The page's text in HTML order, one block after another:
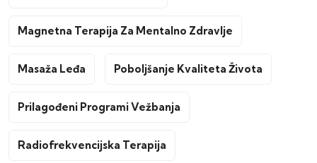
Magnetna Terapija Za Mentalno Zdravlje
Masaža Leđa Poboljšanje Kvaliteta Života
Prilagođeni Programi Vežbanja
Radiofrekvencijska Terapija